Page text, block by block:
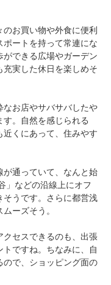
のお買い物や外食に便利
ートを持って常連にな
ができる広場やガーデン
実した休日を楽しめそ
なお店やサバサバしたや
。自然を感じられる
近くにあって、住みやす
が通っていて、なんと始
」などの沿線上にオフ
そうです。さらに都営浅
ーズそう。
クセスできるのも、出張
ですね。ちなみに、自
で、ショッピング面の